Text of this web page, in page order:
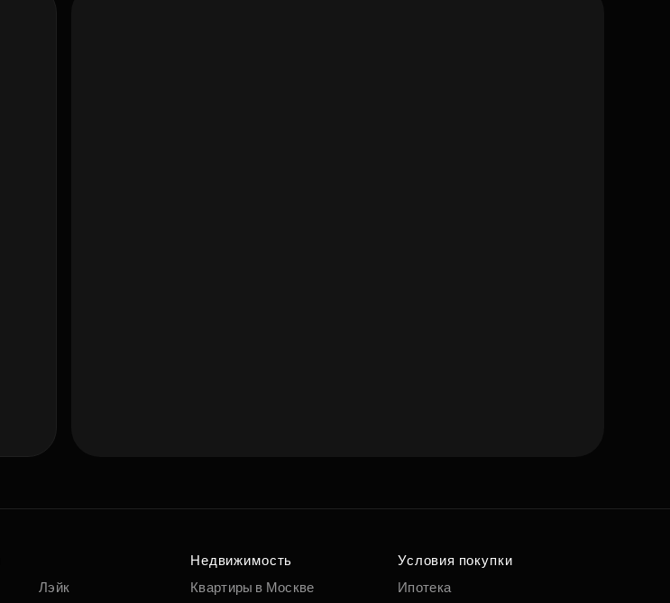
Лэйк
Недвижимость
Квартиры в Москве
Условия покупки
Ипотека